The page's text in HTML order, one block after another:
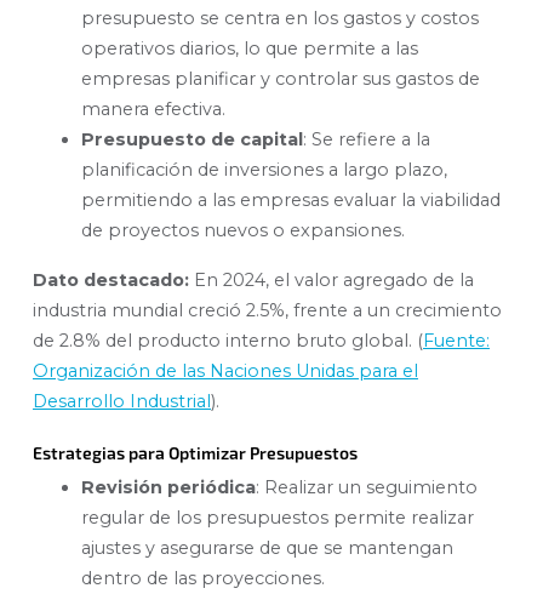
presupuesto se centra en los gastos y costos
operativos diarios, lo que permite a las
empresas planificar y controlar sus gastos de
manera efectiva.
Presupuesto de capital: Se refiere a la
planificación de inversiones a largo plazo,
permitiendo a las empresas evaluar la viabilidad
de proyectos nuevos o expansiones.
Dato destacado: En 2024, el valor agregado de la
industria mundial creció 2.5%, frente a un crecimiento
de 2.8% del producto interno bruto global. (Fuente:
Organización de las Naciones Unidas para el
Desarrollo Industrial).
Estrategias para Optimizar Presupuestos
Revisión periódica: Realizar un seguimiento
regular de los presupuestos permite realizar
ajustes y asegurarse de que se mantengan
dentro de las proyecciones.